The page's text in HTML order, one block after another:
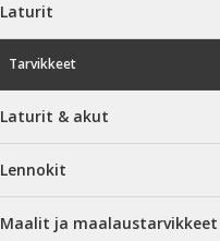
Laturit
Tarvikkeet
Laturit & akut
Lennokit
Maalit ja maalaustarvikkeet